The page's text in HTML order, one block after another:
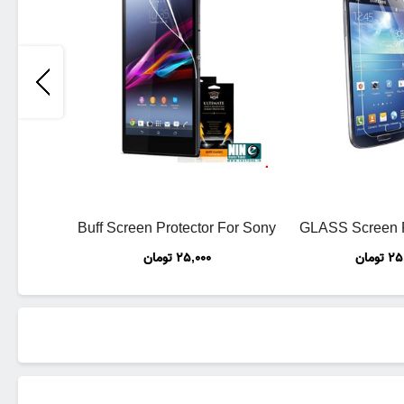
GLASS Screen
Samsung
تومان
Buff Screen Protector For Sony
Xperia Z1
25,000تومان